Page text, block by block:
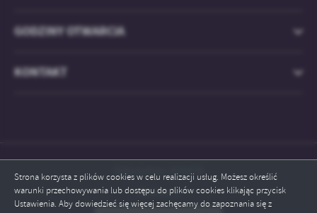
Strona korzysta z plików cookies w celu realizacji usług. Możesz określić
warunki przechowywania lub dostępu do plików cookies klikając przycisk
Ustawienia. Aby dowiedzieć się więcej zachęcamy do zapoznania się z
ZAPISZ WYBRANE
GODZINY OTWARCIA
KONTAKT
Odwiedzin: 829479
Online: 1